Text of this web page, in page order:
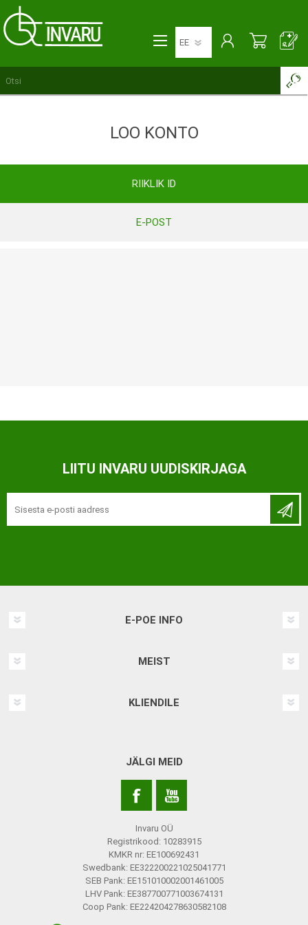
LOO KONTO
RIIKLIK ID
E-POST
LIITU INVARU UUDISKIRJAGA
E-POE INFO
MEIST
KLIENDILE
JÄLGI MEID
Invaru OÜ
Registrikood: 10283915
KMKR nr: EE100692431
Swedbank: EE322200221025041771
SEB Pank: EE151010002001461005
LHV Pank: EE387700771003674131
Coop Pank: EE224204278630582108